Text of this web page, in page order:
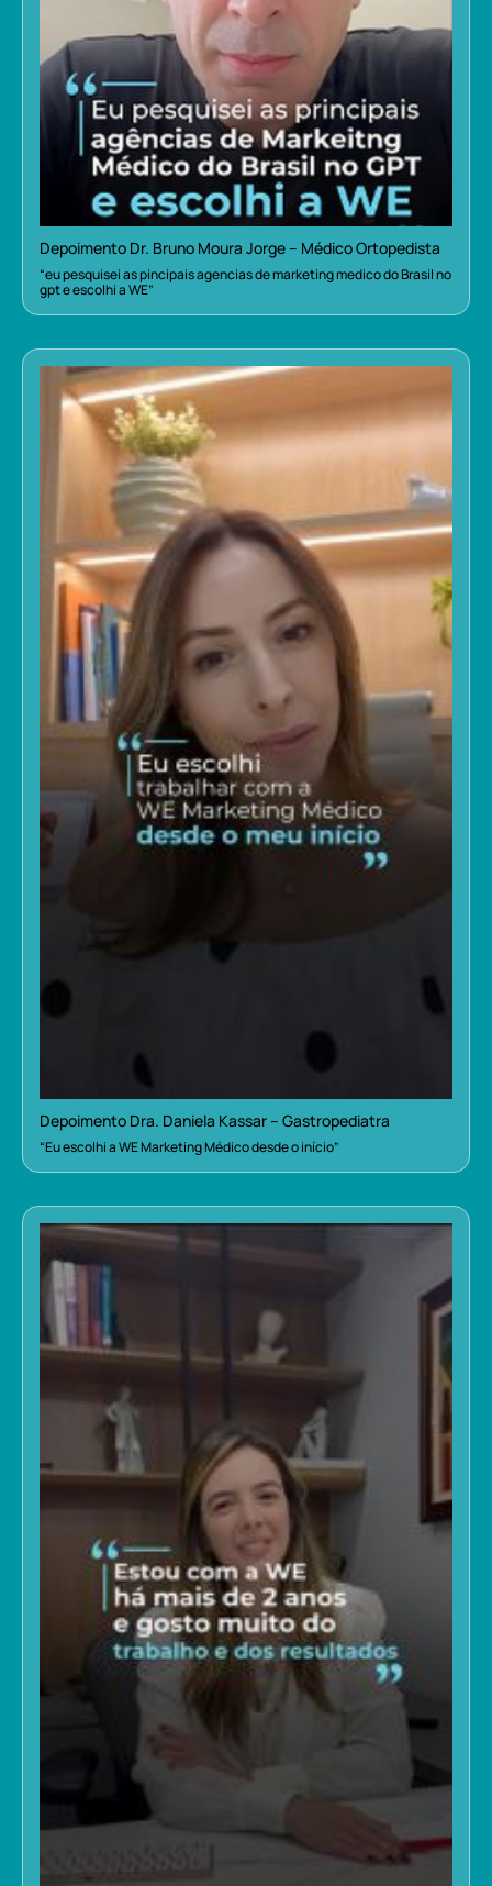
Depoimento Dr. Bruno Moura Jorge – Médico Ortopedista
“eu pesquisei as pincipais agencias de marketing medico do Brasil no
gpt e escolhi a WE”
Depoimento Dra. Daniela Kassar – Gastropediatra
“Eu escolhi a WE Marketing Médico desde o início”